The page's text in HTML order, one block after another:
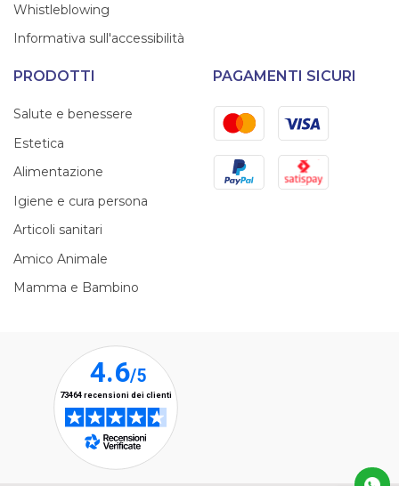
Whistleblowing
Informativa sull'accessibilità
PRODOTTI
Salute e benessere
Estetica
Alimentazione
Igiene e cura persona
Articoli sanitari
Amico Animale
Mamma e Bambino
PAGAMENTI SICURI
MastercardVisa
PayPal Satispay